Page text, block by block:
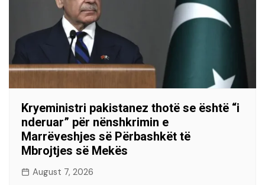
Kryeministri pakistanez thotë se është “i
nderuar” për nënshkrimin e
Marrëveshjes së Përbashkët të
Mbrojtjes së Mekës
August 7, 2026